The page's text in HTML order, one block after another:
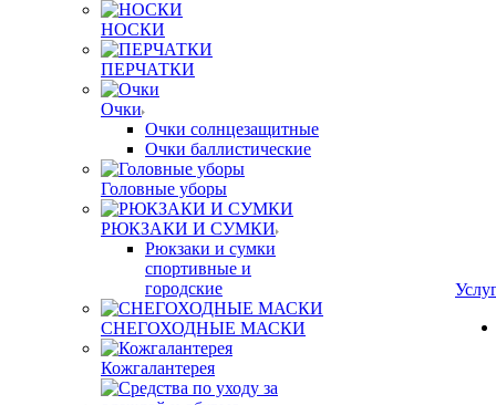
НОСКИ
ПЕРЧАТКИ
Очки
Очки солнцезащитные
Очки баллистические
Головные уборы
РЮКЗАКИ И СУМКИ
Рюкзаки и сумки
спортивные и
городские
СНЕГОХОДНЫЕ МАСКИ
Кожгалантерея